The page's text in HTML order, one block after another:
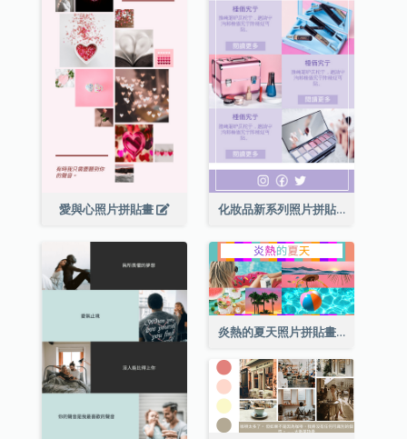
愛與心照片拼貼畫 化妝品新系列照片拼貼畫
炎熱的夏天照片拼貼畫